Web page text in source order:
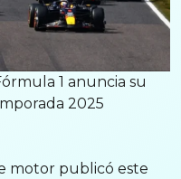
1 anuncia su
2025
motor publicó este